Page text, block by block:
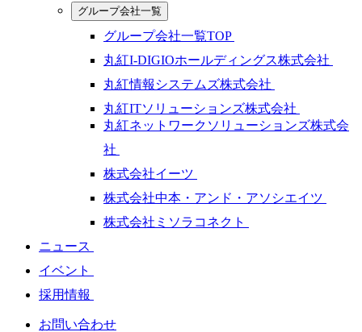
グループ会社一覧
グループ会社一覧TOP
丸紅I-DIGIOホールディングス株式会社
丸紅情報システムズ株式会社
丸紅ITソリューションズ株式会社
丸紅ネットワークソリューションズ株式会
社
株式会社イーツ
株式会社中本・アンド・アソシエイツ
株式会社ミソラコネクト
ニュース
イベント
採用情報
お問い合わせ